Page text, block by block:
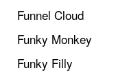
Funnel Cloud
Funky Monkey
Funky Filly